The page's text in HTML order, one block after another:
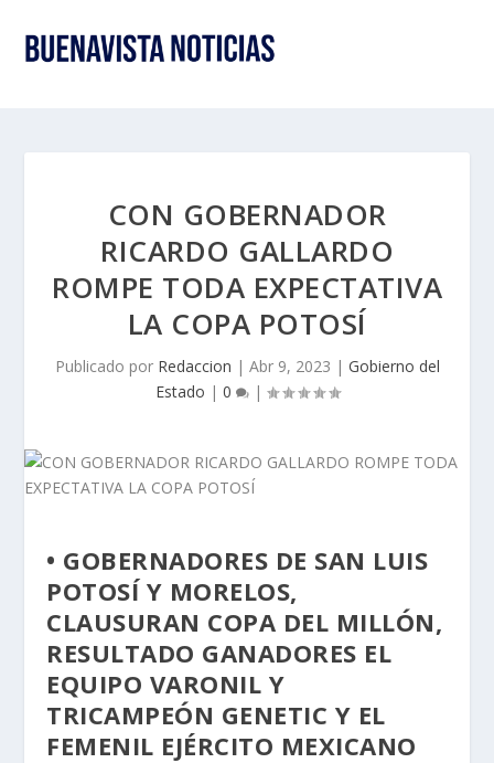
CON GOBERNADOR
RICARDO GALLARDO
ROMPE TODA EXPECTATIVA
LA COPA POTOSÍ
Publicado por Redaccion | Abr 9, 2023 | Gobierno del
Estado | 0 |
• GOBERNADORES DE SAN LUIS
POTOSÍ Y MORELOS,
CLAUSURAN COPA DEL MILLÓN,
RESULTADO GANADORES EL
EQUIPO VARONIL Y
TRICAMPEÓN GENETIC Y EL
FEMENIL EJÉRCITO MEXICANO